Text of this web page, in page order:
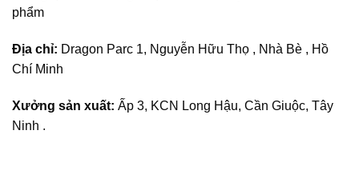
phẩm
Địa chỉ: Dragon Parc 1, Nguyễn Hữu Thọ , Nhà Bè , Hồ
Chí Minh
Xưởng sản xuất: Ấp 3, KCN Long Hậu, Cần Giuộc, Tây
Ninh .